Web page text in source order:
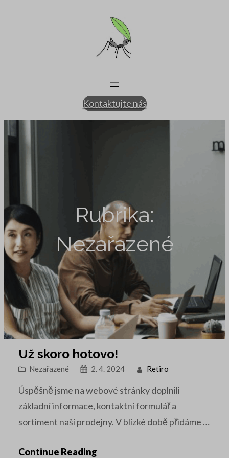
Kontaktujte nás
Rubrika:
Nezařazené
Už skoro hotovo!
Nezařazené 2. 4. 2024 Retiro
Úspěšně jsme na webové stránky doplnili
základní informace, kontaktní formulář a
sortiment naší prodejny. V blízké době přidáme i
kontaktujte na info@retiro.cz nebo zavolejte:
Continue Reading